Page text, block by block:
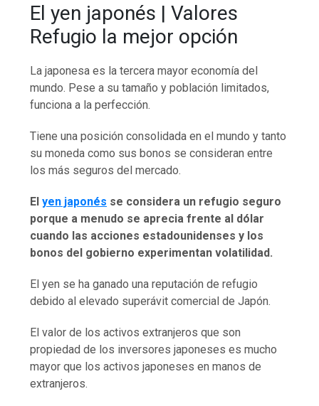
El yen japonés | Valores
Refugio la mejor opción
La japonesa es la tercera mayor economía del
mundo. Pese a su tamaño y población limitados,
funciona a la perfección.
Tiene una posición consolidada en el mundo y tanto
su moneda como sus bonos se consideran entre
los más seguros del mercado.
Elyen japonés se considera un refugio seguro
porque a menudo se aprecia frente al dólar
cuando las acciones estadounidenses y los
bonos del gobierno experimentan volatilidad.
El yen se ha ganado una reputación de refugio
debido al elevado superávit comercial de Japón.
El valor de los activos extranjeros que son
propiedad de los inversores japoneses es mucho
mayor que los activos japoneses en manos de
extranjeros.